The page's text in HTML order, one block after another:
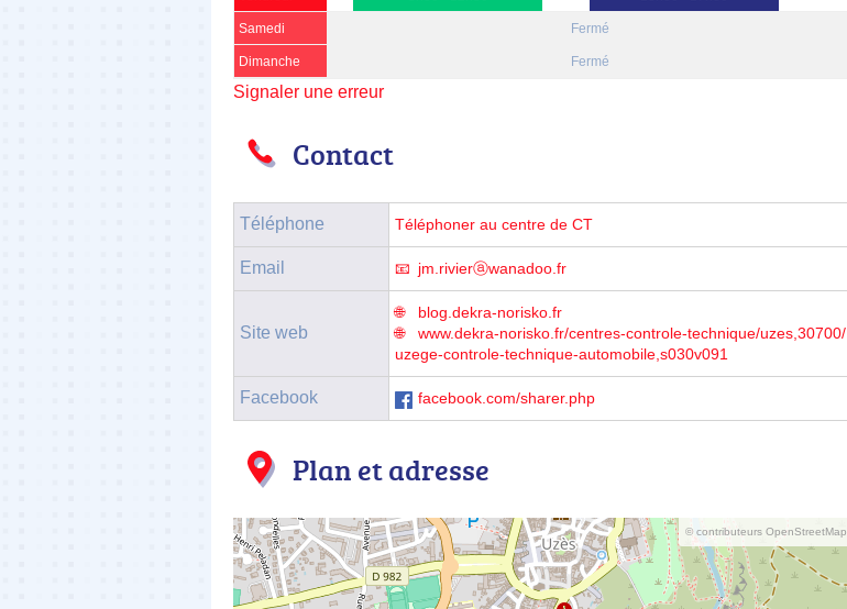
Samedi Fermé
Dimanche Fermé
Signaler une erreur
Contact
Téléphone Téléphoner au centre de CT
Email jm.rivierⓐwanadoo.fr
Site web
blog.dekra-norisko.fr
www.dekra-norisko.fr/centres-controle-technique/uzes,30700/
uzege-controle-technique-automobile,s030v091
Facebook facebook.com/sharer.php
Plan et adresse
© contributeurs OpenStreetMap